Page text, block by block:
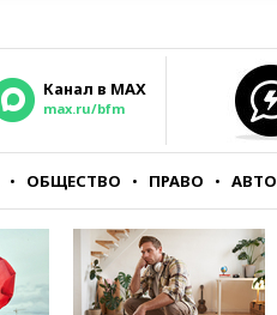
Канал в MAX
max.ru/bfm
ОБЩЕСТВО ПРАВО АВТО